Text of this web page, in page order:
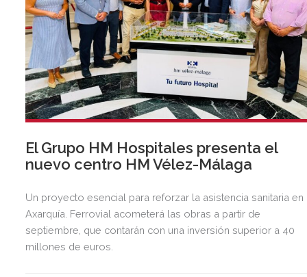
El Grupo HM Hospitales presenta el
nuevo centro HM Vélez-Málaga
Un proyecto esencial para reforzar la asistencia sanitaria en
Axarquía. Ferrovial acometerá las obras a partir de
septiembre, que contarán con una inversión superior a 40
millones de euros.